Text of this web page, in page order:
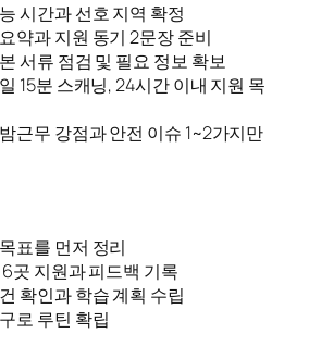
시간과 선호 지역 확정
약과 지원 동기 2문장 준비
서류 점검 및 필요 정보 확보
15분 스캐닝, 24시간 이내 지원 목
근무 강점과 안전 이슈 1~2가지만
표를 먼저 정리
곳 지원과 피드백 기록
확인과 학습 계획 수립
로 루틴 확립